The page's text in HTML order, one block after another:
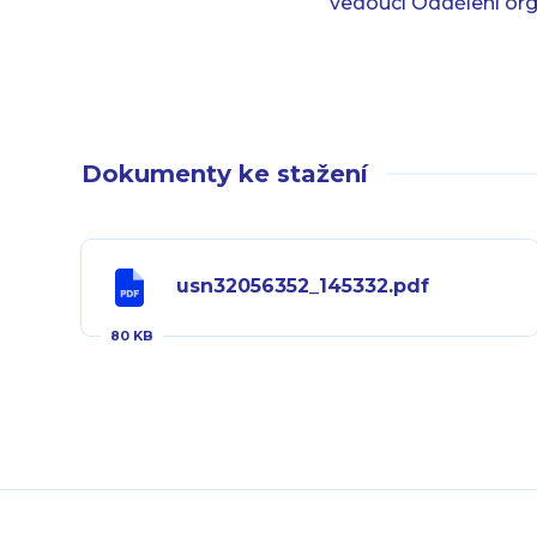
Dokumenty ke stažení
usn32056352_145332.pdf
80 KB